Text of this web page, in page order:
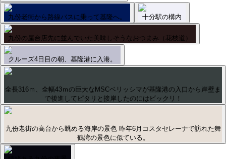
九份老街から路線バスに乗って基隆へ。 十分駅の構内
九份の屋台店先に並んでいた美味しそうなおつまみ（花枝道）
クルーズ4日目の朝、基隆港に入港。
全長316ｍ、全幅43ｍの巨大なMSCベリッシマが基隆港の入口から岸壁ま
で後進してピタリと接岸したのにはビックリ！
九份老街の高台から眺める海岸の景色 昨年6月コスタセレーナで訪れた舞
鶴湾の景色に似ている。